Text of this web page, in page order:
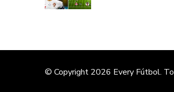
© Copyright 2026 Every Fútbol.